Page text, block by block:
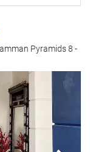
Pyramids 8 -